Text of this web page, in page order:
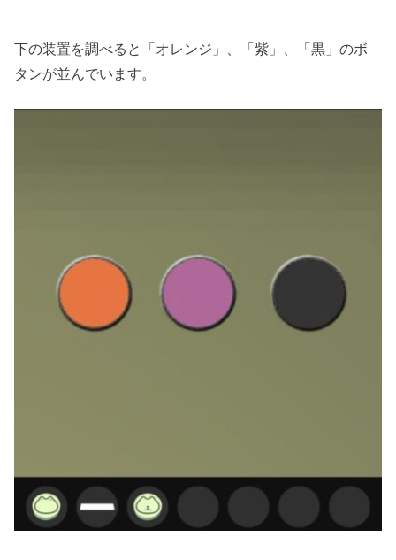
下の装置を調べると「オレンジ」、「紫」、「黒」のボ
タンが並んでいます。